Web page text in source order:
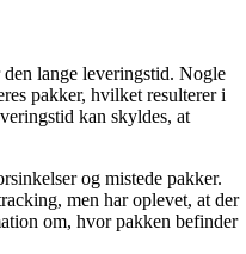
lange leveringstid. Nogle
pakker, hvilket resulterer i
kan skyldes, at
og mistede pakker.
men har oplevet, at der
om, hvor pakken befinder